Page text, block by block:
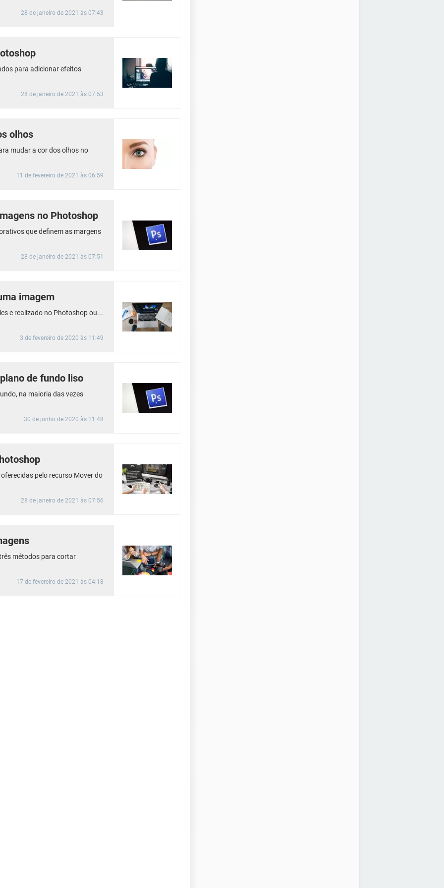
28 de janeiro de 2021 às 07:43
para adicionar efeitos
28 de janeiro de 2021 às 07:53
olhos
mudar a cor dos olhos no
11 de fevereiro de 2021 às 06:59
no Photoshop
que definem as margens
28 de janeiro de 2021 às 07:51
imagem
e realizado no Photoshop ou...
3 de fevereiro de 2020 às 11:49
de fundo liso
na maioria das vezes
30 de junho de 2020 às 11:48
pelo recurso Mover do
28 de janeiro de 2021 às 07:56
métodos para cortar
17 de fevereiro de 2021 às 04:18